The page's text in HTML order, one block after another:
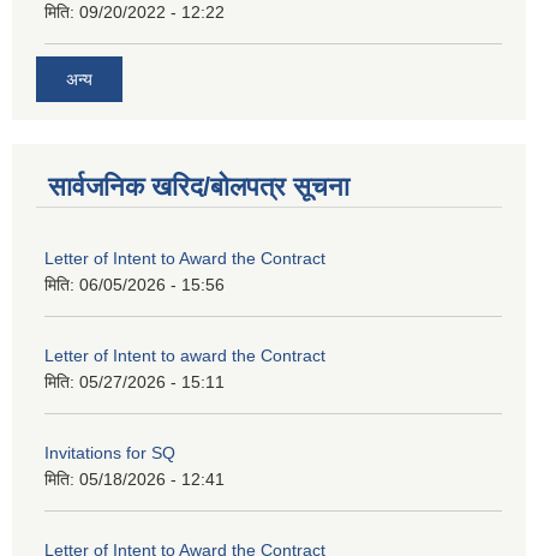
मिति: 09/20/2022 - 12:22
अन्य
सार्वजनिक खरिद/बोलपत्र सूचना
Letter of Intent to Award the Contract
मिति: 06/05/2026 - 15:56
Letter of Intent to award the Contract
मिति: 05/27/2026 - 15:11
Invitations for SQ
मिति: 05/18/2026 - 12:41
Letter of Intent to Award the Contract